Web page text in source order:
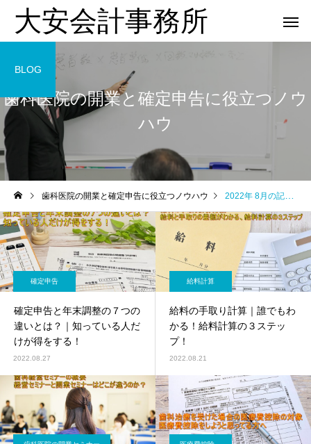
大安会計事務所
歯科医院の税理士相談｜相
談前に準備すること をわか
りやすく解説
歯科医院の決算相談｜
士へ依頼するタイミン
やさしく解説
歯科医院の開業と確定申告に役立つノウ
ハウ
BLOG
歯科医院の開業と確定申告に役立つノウハウ 2022年 8月の記事一覧
確定申告
確定申告と年末調整の７つの
違いとは？｜知っている人だ
けが得をする！
2022.08.27
給料計算
給料の手取り計算｜誰でもわ
かる！給料計算の３ステッ
プ！
2022.08.21